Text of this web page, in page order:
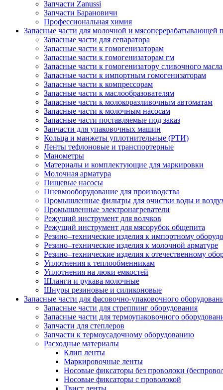
Запчасти Zanussi
Запчасти Барановичи
Профессиональная химия
Запасные части для молочной и мясоперерабатывающей
Запасные части для сепаратора
Запасные части к гомогенизаторам
Запасные части к гомогенизаторам гм
Запасные части к гомогенизатору сливочного масла
Запасные части к импортным гомогенизаторам
Запасные части к компрессорам
Запасные части к маслообразователям
Запасные части к молокоразливочным автоматам
Запасные части к молочным насосам
Запасные части поставляемые под заказ
Запчасти для упаковочных машин
Кольца и манжеты уплотнительные (РТИ)
Ленты тефлоновые и транспортерные
Манометры
Материалы и комплектующие для маркировки
Молочная арматура
Пищевые насосы
Пневмооборудование для производства
Промышленные фильтры для очистки воды и
Промышленные электронагреватели
Режущий инструмент для волчков
Режущий инструмент для мясорубок общепита
Резино–технические изделия к импортному
Резино–технические изделия к молочной арматуре
Резино–технические изделия к отечественному
Уплотнения к теплообменникам
Уплотнения на люки емкостей
Шланги и рукава молочные
Шнуры резиновые и силиконовые
Запасные части для фасовочно-упаковочного
Запасные части для стреппинг оборудования
Запасные части для термоупаковочного
Запчасти для степлеров
Запчасти к термоусадочному оборудованию
Расходные материалы
Клип ленты
Маркировочные ленты
Носовые фиксаторы без проволоки
Носовые фиксаторы с проволокой
Твист ленты